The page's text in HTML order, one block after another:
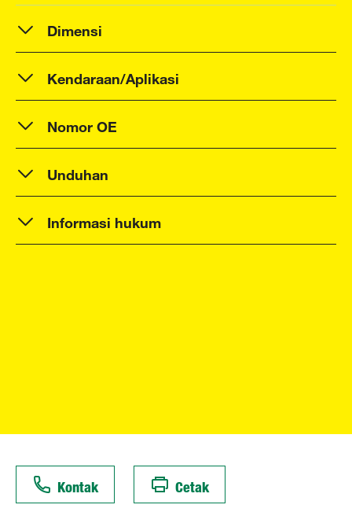
Dimensi
Kendaraan/Aplikasi
Nomor OE
Unduhan
Informasi hukum
Kontak Cetak